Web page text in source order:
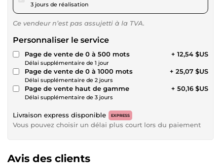
3 jours de réalisation
Ce vendeur n’est pas assujetti à la TVA.
Personnaliser le service
Page de vente de 0 à 500 mots
Délai supplémentaire de 1 jour
+ 12,54 $US
Page de vente de 0 à 1000 mots
Délai supplémentaire de 2 jours
+ 25,07 $US
Page de vente haut de gamme
Délai supplémentaire de 3 jours
+ 50,16 $US
Livraison express disponible EXPRESS
Vous pouvez choisir un délai plus court lors du paiement
Avis des clients